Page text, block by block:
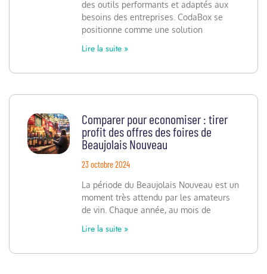
des outils performants et adaptés aux
besoins des entreprises. CodaBox se
positionne comme une solution
Lire la suite »
Comparer pour economiser : tirer
profit des offres des foires de
Beaujolais Nouveau
23 octobre 2024
La période du Beaujolais Nouveau est un
moment très attendu par les amateurs
de vin. Chaque année, au mois de
Lire la suite »